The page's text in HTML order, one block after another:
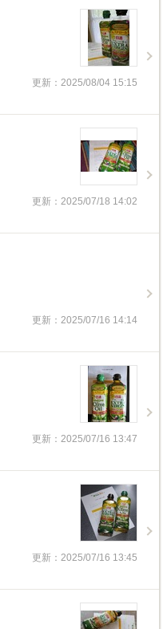
更新：2025/08/04 15:15
更新：2025/07/18 14:02
更新：2025/07/16 14:14
更新：2025/07/16 13:47
更新：2025/07/16 13:45